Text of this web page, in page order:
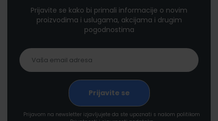
Prijavite se kako bi primali informacije o novim
proizvodima i uslugama, akcijama i drugim
pogodnostima
Prijavom na newsletter izjavljujete da ste upoznati s našom politikom